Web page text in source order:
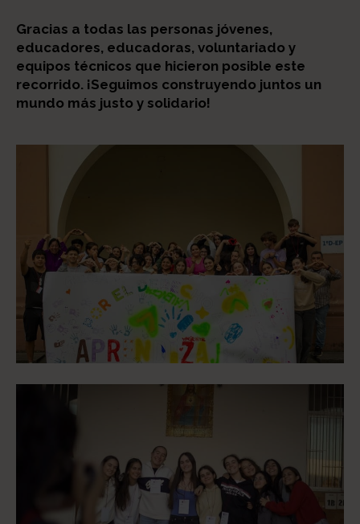
Gracias a todas las personas jóvenes,
educadores, educadoras, voluntariado y
equipos técnicos que hicieron posible este
recorrido. ¡Seguimos construyendo juntos un
mundo más justo y solidario!